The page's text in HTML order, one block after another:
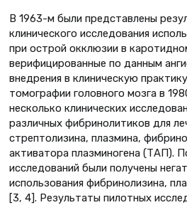
В 1963-м были представлены
клинического исследования
при острой окклюзии в
верифицированные по данным
внедрения в клиническую
томографии головного мозга в
несколько клинических
различных фибринолитиков для
стрептолизина, плазмина,
активатора плазминогена (ТАП).
исследований были получены
использования фибринолизина,
[3, 4]. Результаты пилотных